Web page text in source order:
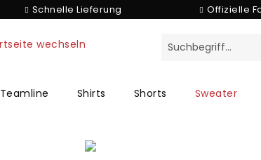
Schnelle Lieferung Offizielle
Teamline Shirts Shorts Sweater